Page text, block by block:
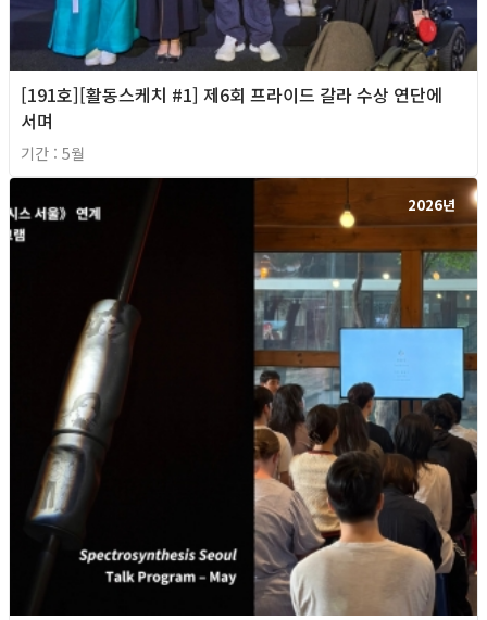
[191호][활동스케치 #1] 제6회 프라이드 갈라 수상 연단에
서며
기간 : 5월
2026년